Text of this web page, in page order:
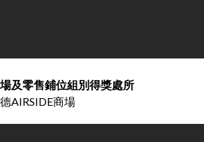
及零售鋪位組別得獎處所
AIRSIDE商場